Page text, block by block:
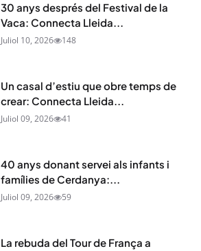
30 anys després del Festival de la
Vaca: Connecta Lleida...
Juliol 10, 2026 148
Un casal d’estiu que obre temps de
crear: Connecta Lleida...
Juliol 09, 2026 41
40 anys donant servei als infants i
famílies de Cerdanya:...
Juliol 09, 2026 59
La rebuda del Tour de França a